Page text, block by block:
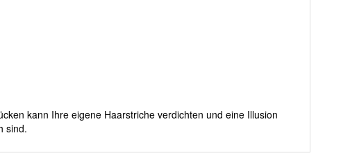
kann Ihre eigene Haarstriche verdichten und eine Illusion
sind.